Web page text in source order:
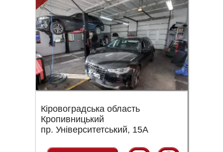
Кіровоградська область
Кропивницький
пр. Університетський, 15А